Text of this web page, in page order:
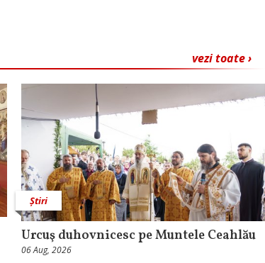
vezi toate ›
Știri
Urcuş duhovnicesc pe Muntele Ceahlău
06 Aug, 2026